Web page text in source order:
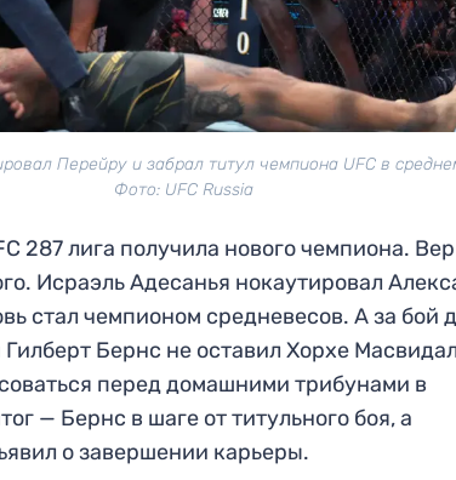
Перейру и забрал титул чемпиона UFC в
Фото: UFC Russia
287 лига получила нового чемпиона.
Исраэль Адесанья нокаутировал
стал чемпионом средневесов. А за бой
Гилберт Бернс не оставил Хорхе
перед домашними трибунами в
— Бернс в шаге от титульного боя, а
о завершении карьеры.